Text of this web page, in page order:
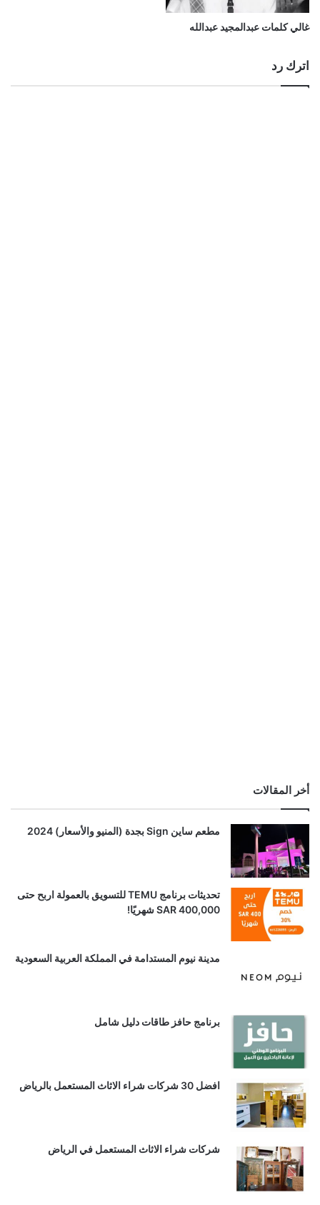
غالي كلمات عبدالمجيد عبدالله
اترك رد
أخر المقالات
مطعم ساين Sign بجدة (المنيو والأسعار) 2024
تحديثات برنامج TEMU للتسويق بالعمولة اربح حتى
SAR 400,000 شهريًا!
مدينة نيوم المستدامة في المملكة العربية السعودية
برنامج حافز طاقات دليل شامل
افضل 30 شركات شراء الاثاث المستعمل بالرياض
شركات شراء الاثاث المستعمل في الرياض